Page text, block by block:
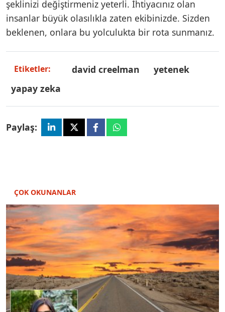
şeklinizi değiştirmeniz yeterli. İhtiyacınız olan
insanlar büyük olasılıkla zaten ekibinizde. Sizden
beklenen, onlara bu yolculukta bir rota sunmanız.
Etiketler: david creelman
yetenek
yapay zeka
Paylaş:
ÇOK OKUNANLAR